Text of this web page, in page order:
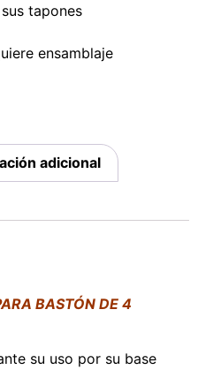
tapones
ensamblaje
adicional
BASTÓN DE 4
su uso por su base